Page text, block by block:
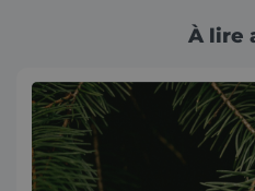
À lire